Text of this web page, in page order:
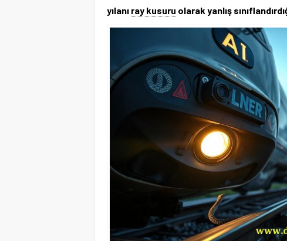
yılanı ray kusuru olarak yanlış